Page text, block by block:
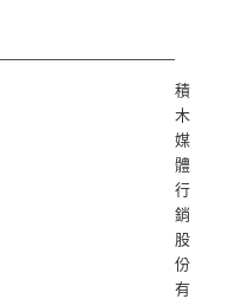
積
木
媒
體
行
銷
股
份
有